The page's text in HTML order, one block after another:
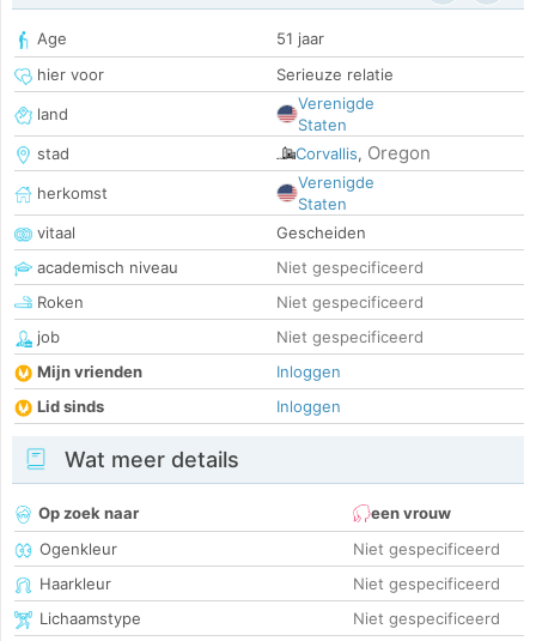
Age
51 jaar
hier voor
Serieuze relatie
land
Verenigde
Staten
stad
Corvallis, Oregon
herkomst
Verenigde
Staten
vitaal
Gescheiden
academisch niveau
Niet gespecificeerd
Roken
Niet gespecificeerd
job
Niet gespecificeerd
Mijn vrienden
Inloggen
Lid sinds
Inloggen
Wat meer details
Op zoek naar
een vrouw
Ogenkleur
Niet gespecificeerd
Haarkleur
Niet gespecificeerd
Lichaamstype
Niet gespecificeerd